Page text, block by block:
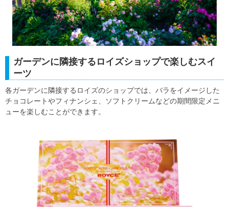
ガーデンに隣接するロイズショップで楽しむスイ
ーツ
各ガーデンに隣接するロイズのショップでは、バラをイメージした
チョコレートやフィナンシェ、ソフトクリームなどの期間限定メニ
ューを楽しむことができます。